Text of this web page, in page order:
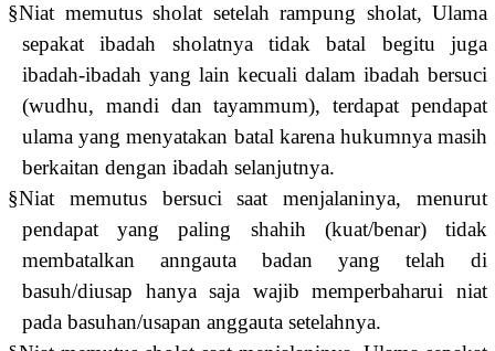
§Niat memutus sholat setelah rampung sholat, Ulama
sepakat ibadah sholatnya tidak batal begitu juga
ibadah-ibadah yang lain kecuali dalam ibadah bersuci
(wudhu, mandi dan tayammum), terdapat pendapat
ulama yang menyatakan batal karena hukumnya masih
berkaitan dengan ibadah selanjutnya.
§Niat memutus bersuci saat menjalaninya, menurut
pendapat yang paling shahih (kuat/benar) tidak
membatalkan anngauta badan yang telah di
basuh/diusap hanya saja wajib memperbaharui niat
pada basuhan/usapan anggauta setelahnya.